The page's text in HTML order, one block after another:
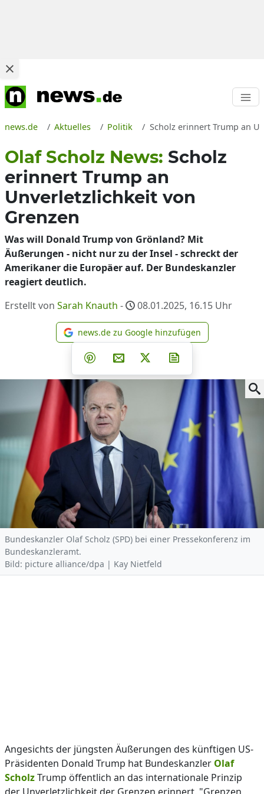
news.de Aktuelles Politik Scholz erinnert Trump an
Olaf Scholz News: Scholz
erinnert Trump an
Unverletzlichkeit von
Grenzen
Was will Donald Trump von Grönland? Mit
Äußerungen - nicht nur zu der Insel - schreckt der
Amerikaner die Europäer auf. Der Bundeskanzler
reagiert deutlich.
Erstellt von Sarah Knauth - 08.01.2025, 16.15 Uhr
news.de zu Google
news.de zu Google hinzufügen
Teilen auf Facebook
Teilen auf Whatsapp
Teilen auf Telegram
Teilen auf Pinterest
Per E-Mail teilen
Post auf X
Bundeskanzler Olaf Scholz (SPD) bei einer Pressekonferenz im
Bundeskanzleramt.
Bild: picture alliance/dpa | Kay Nietfeld
Angesichts der jüngsten Äußerungen des künftigen US-
Präsidenten Donald Trump hat Bundeskanzler Olaf
ScholzTrump öffentlich an das internationale Prinzip